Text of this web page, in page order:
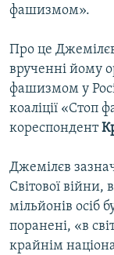
фашизмом».
Про це
врученні йому
фашизмом у
коаліції «Стоп
кореспондент
Джемілєв
Світової війни,
мільйонів осіб
поранені, «в
крайнім